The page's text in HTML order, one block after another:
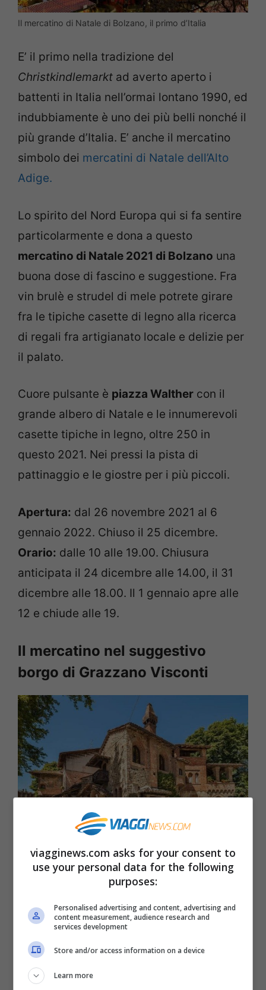
Il mercatino di Natale di Bolzano, il primo d’Italia
E’ il primo nella tradizione del
Christkindlemarkt ad averto aperto i
battenti in Italia nell’ormai lontano 1990, ed
indubbiamente è uno dei più belli nonché il
più grande d’Italia. E’ anche il mercatino
simbolo dei mercatini di Natale dell’Alto
Adige.
Lo spirito del Nord Europa qui si fa sentire
particolarmente e dona a questo
mercatino di Natale 2021 di Bolzano una
buona dose di fascino e suggestione. Fra
vin brulè e strudel di mele potrete girare
fra le tipiche casette di legno alla ricerca
di regali fra artigianato locale e delizie per
il palato.
Cuore pulsante è piazza Walther con il
grande albero di Natale e le innumerevoli
casette tipiche in legno, oltre 250 in
questo 2021. Nei pressi la pista di
pattinaggio e le giostre per i più piccoli.
Apertura: dal 26 novembre 2021 al 6
gennaio 2022. Chiuso il 25 dicembre.
Orario: dalle 10 alle 19.00. Chiusura
anticipata il 24 dicembre alle 14.00, il 31
dicembre alle 18.00. Il 1 gennaio apre alle
12 e chiude alle 19.
ll mercatino nel suggestivo
borgo di Grazzano Visconti
Un piccolissimo borgo molto suggestivo a Natale
Grizzane Visconti
Prendi uno deiborghi più belli e suggestivi
d’Italia , così bello e raccolto da sembrare
un presepe anche quando non è Natale.
Ecco, ora metteteci sopra luminarie,
addobbi, giostre, trasformate una casa in
viagginews.com asks for your consent to
use your personal data for the following
purposes:
Personalised advertising and content, advertising and
content measurement, audience research and
services development
Store and/or access information on a device
Learn more